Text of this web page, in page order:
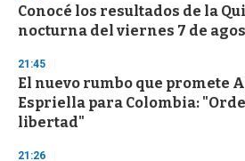
e
c
o
d
s
Conocé los resultados de la
nocturna del viernes 7 de
21:45
El nuevo rumbo que promete
Espriella para Colombia:
libertad"
21:26